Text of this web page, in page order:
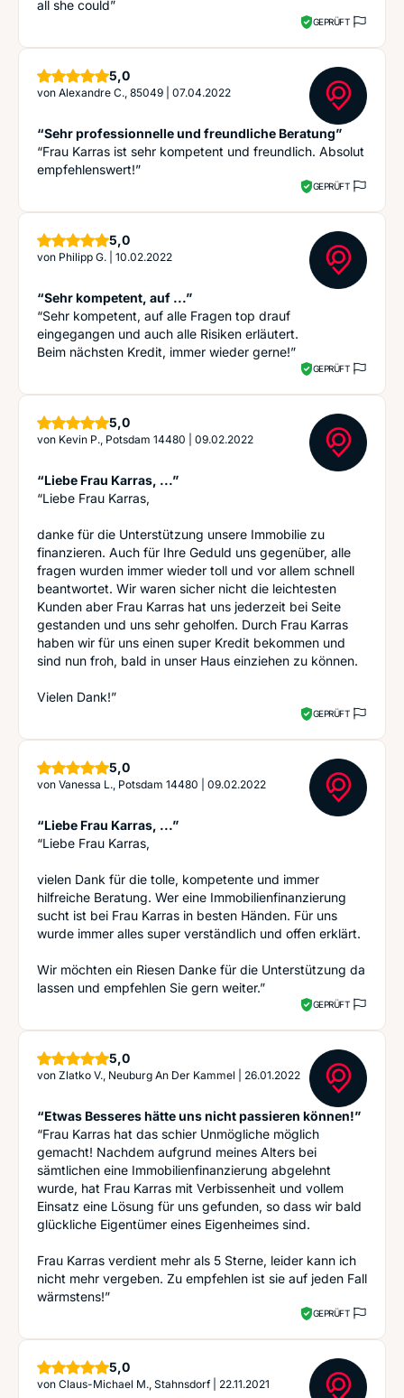
all she could”
GEPRÜFT
5,0Sterne
von Alexandre C., 85049 07.04.2022
“Sehr professionnelle und freundliche Beratung”
“Frau Karras ist sehr kompetent und freundlich. Absolut
empfehlenswert!”
GEPRÜFT
5,0Sterne
von Philipp G. 10.02.2022
“Sehr kompetent, auf ...”
“Sehr kompetent, auf alle Fragen top drauf
eingegangen und auch alle Risiken erläutert.
Beim nächsten Kredit, immer wieder gerne!”
GEPRÜFT
5,0Sterne
von Kevin P., Potsdam 14480 09.02.2022
“Liebe Frau Karras, ...”
“Liebe Frau Karras,
danke für die Unterstützung unsere Immobilie zu
finanzieren. Auch für Ihre Geduld uns gegenüber, alle
fragen wurden immer wieder toll und vor allem schnell
beantwortet. Wir waren sicher nicht die leichtesten
Kunden aber Frau Karras hat uns jederzeit bei Seite
gestanden und uns sehr geholfen. Durch Frau Karras
haben wir für uns einen super Kredit bekommen und
sind nun froh, bald in unser Haus einziehen zu können.
Vielen Dank!”
GEPRÜFT
5,0Sterne
von Vanessa L., Potsdam 14480 09.02.2022
“Liebe Frau Karras, ...”
“Liebe Frau Karras,
vielen Dank für die tolle, kompetente und immer
hilfreiche Beratung. Wer eine Immobilienfinanzierung
sucht ist bei Frau Karras in besten Händen. Für uns
wurde immer alles super verständlich und offen erklärt.
Wir möchten ein Riesen Danke für die Unterstützung da
lassen und empfehlen Sie gern weiter.”
GEPRÜFT
5,0Sterne
von Zlatko V., Neuburg An Der Kammel 26.01.2022
“Etwas Besseres hätte uns nicht passieren können!”
“Frau Karras hat das schier Unmögliche möglich
gemacht! Nachdem aufgrund meines Alters bei
sämtlichen eine Immobilienfinanzierung abgelehnt
wurde, hat Frau Karras mit Verbissenheit und vollem
Einsatz eine Lösung für uns gefunden, so dass wir bald
glückliche Eigentümer eines Eigenheimes sind.
Frau Karras verdient mehr als 5 Sterne, leider kann ich
nicht mehr vergeben. Zu empfehlen ist sie auf jeden Fall
wärmstens!”
GEPRÜFT
5,0Sterne
von Claus-Michael M., Stahnsdorf 22.11.2021